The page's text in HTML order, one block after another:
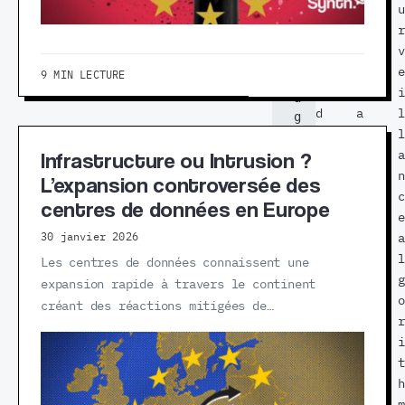
i
a
g
’
u
a
i
o
l
i
t
r
d
a
r
t
v
a
n
u
a
c
e
n
u
r
v
e
i
l
l
a
n
c
e
a
l
g
o
r
i
t
h
9 MIN LECTURE
Infrastructure ou Intrusion ?
L’expansion controversée des
centres de données en Europe
30 janvier 2026
Les centres de données connaissent une
expansion rapide à travers le continent
créant des réactions mitigées de…